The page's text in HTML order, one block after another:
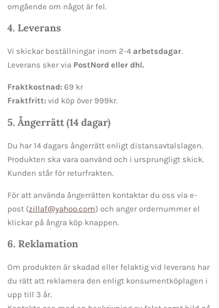
omgående om något är fel.
4. Leverans
Vi skickar beställningar inom 2-4 arbetsdagar.
Leverans sker via PostNord eller dhl.
Fraktkostnad: 69 kr
Fraktfritt: vid köp över 999kr.
5. Ångerrätt (14 dagar)
Du har 14 dagars ångerrätt enligt distansavtalslagen.
Produkten ska vara oanvänd och i ursprungligt skick.
Kunden står för returfrakten.
För att använda ångerrätten kontaktar du oss via e-
post (zillaf@yahoo.com) och anger ordernummer el
klickar på ångra köp knappen.
6. Reklamation
Om produkten är skadad eller felaktig vid leverans har
du rätt att reklamera den enligt konsumentköplagen i
upp till 3 år.